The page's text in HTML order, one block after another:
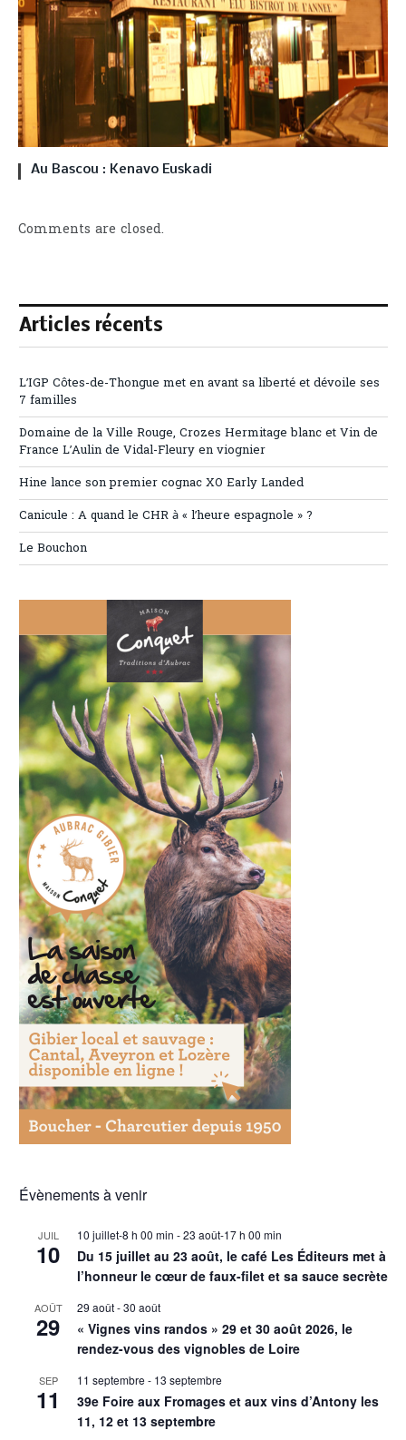
Au Bascou : Kenavo Euskadi
Comments are closed.
Articles récents
L’IGP Côtes-de-Thongue met en avant sa liberté et dévoile ses
7 familles
Domaine de la Ville Rouge, Crozes Hermitage blanc et Vin de
France L’Aulin de Vidal-Fleury en viognier
Hine lance son premier cognac XO Early Landed
Canicule : A quand le CHR à « l’heure espagnole » ?
Le Bouchon
Évènements à venir
JUIL
10
10 juillet-8 h 00 min -23 août-17 h 00 min
Du 15 juillet au 23 août, le café Les Éditeurs met à
l’honneur le cœur de faux-filet et sa sauce secrète
AOÛT
29
29 août-30 août
« Vignes vins randos » 29 et 30 août 2026, le
rendez-vous des vignobles de Loire
SEP
11
11 septembre - 13 septembre
39e Foire aux Fromages et aux vins d’Antony les
11, 12 et 13 septembre